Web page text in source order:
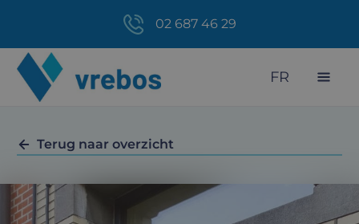
02 687 46 29
FR
Terug naar overzicht